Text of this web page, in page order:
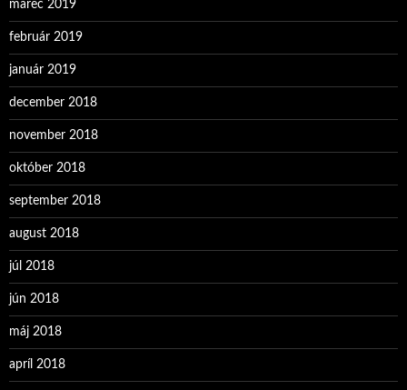
marec 2019
február 2019
január 2019
december 2018
november 2018
október 2018
september 2018
august 2018
júl 2018
jún 2018
máj 2018
apríl 2018